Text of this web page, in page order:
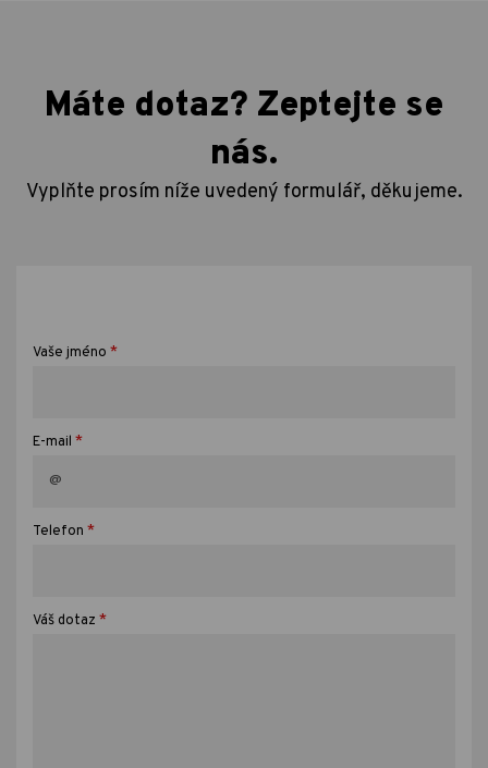
Máte dotaz? Zeptejte se
nás.
Vyplňte prosím níže uvedený formulář, děkujeme.
Vaše jméno *
E-mail *
Telefon *
Váš dotaz *